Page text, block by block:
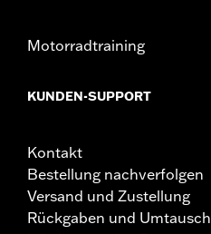
Motorradtraining
KUNDEN-SUPPORT
Kontakt
Bestellung nachverfolgen
Versand und Zustellung
Rückgaben und Umtausch